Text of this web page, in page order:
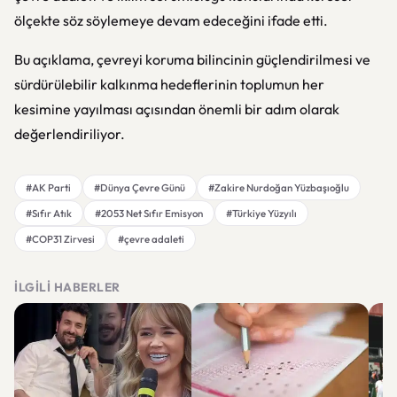
ölçekte söz söylemeye devam edeceğini ifade etti.
Bu açıklama, çevreyi koruma bilincinin güçlendirilmesi ve
sürdürülebilir kalkınma hedeflerinin toplumun her
kesimine yayılması açısından önemli bir adım olarak
değerlendiriliyor.
#AK Parti #Dünya Çevre Günü
#Zakire Nurdoğan Yüzbaşıoğlu
#Sıfır Atık
#2053 Net Sıfır Emisyon
#Türkiye Yüzyılı
#COP31 Zirvesi
#çevre adaleti
İLGILI HABERLER